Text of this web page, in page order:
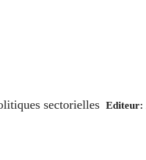
sectorielles Editeur: